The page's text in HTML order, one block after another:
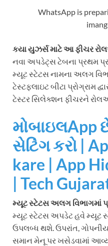
WhatsApp is
કયા યુઝર્સ માટે આ ફીચર
નવા અપડેટ્સ ટેબના પ્રથમ
મ્યૂટ સ્ટેટસ નામના અલગ
ટેસ્ટફ્લાઇટ બીટા પ્રોગ્રામ
ટેસ્ટર સિલેક્શન ફીચરને
મોબાઇલApp
સેટિંગ કરો |
kare | App
| Tech
મ્યૂટ સ્ટેટસ અલગ વિભાગમાં
મ્યૂટ સ્ટેટસ અપડેટ હવે મ્યૂટ
ઉપલબ્ધ થશે. ઉપરાંત,
સમાન મેનૂ પર ખસેડવામાં